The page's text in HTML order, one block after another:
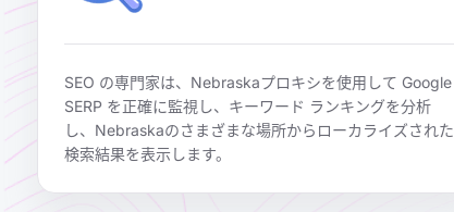
SEO の専門家は、Nebraskaプロキシを使用して Google
SERP を正確に監視し、キーワード ランキングを分析
し、Nebraskaのさまざまな場所からローカライズされた
検索結果を表示します。